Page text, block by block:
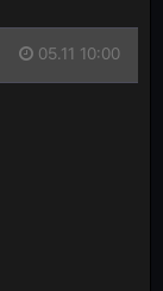
05.11 10:00